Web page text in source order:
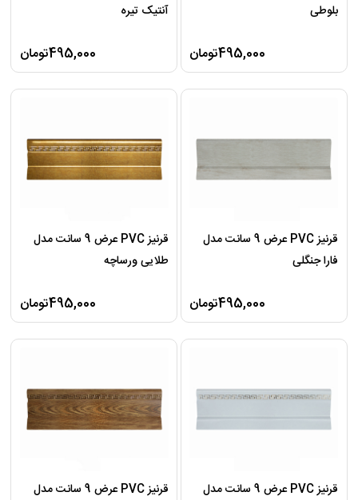
بلوطی
495,000تومان
آنتیک تیره
495,000تومان
قرنیز PVC عرض 9 سانت مدل
فارا جنگلی
495,000تومان
قرنیز PVC عرض 9 سانت مدل
طلایی ورساچه
495,000تومان
قرنیز PVC عرض 9 سانت مدل
قرنیز PVC عرض 9 سانت مدل